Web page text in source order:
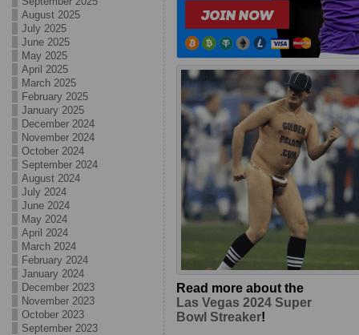
August 2025
July 2025
June 2025
May 2025
April 2025
March 2025
February 2025
January 2025
December 2024
November 2024
October 2024
September 2024
August 2024
July 2024
June 2024
May 2024
April 2024
March 2024
February 2024
January 2024
December 2023
November 2023
October 2023
September 2023
Read more about the
Las Vegas 2024 Super
Bowl Streaker!